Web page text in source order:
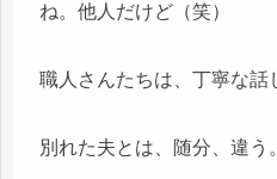
ね。他人だけど（笑）
職人さんたちは、丁寧な話
別れた夫とは、随分、違う。